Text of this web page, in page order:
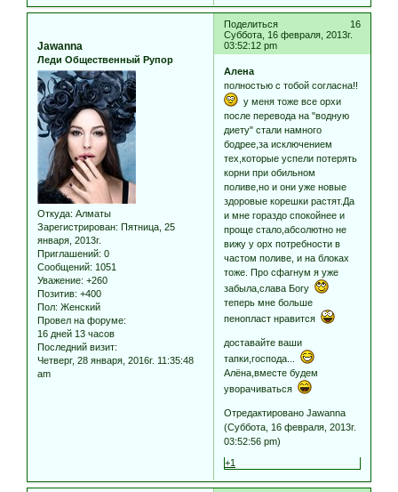
Поделиться
16
Суббота, 16 февраля, 2013г.
03:52:12 pm
Jawanna
Леди Общественный Рупор
Откуда: Алматы
Зарегистрирован: Пятница, 25
января, 2013г.
Приглашений: 0
Сообщений: 1051
Уважение: +260
Позитив: +400
Пол: Женский
Провел на форуме:
16 дней 13 часов
Последний визит:
Четверг, 28 января, 2016г. 11:35:48
am
Алена
полностью с тобой согласна!!
у меня тоже все орхи
после перевода на "водную
диету" стали намного
бодрее,за исключением
тех,которые успели потерять
корни при обильном
поливе,но и они уже новые
здоровые корешки растят.Да
и мне гораздо спокойнее и
проще стало,абсолютно не
вижу у орх потребности в
частом поливе, и на блоках
тоже. Про сфагнум я уже
забыла,слава Богу
теперь мне больше
пенопласт нравится
доставайте ваши
тапки,господа...
Алёна,вместе будем
уворачиваться
Отредактировано Jawanna
(Суббота, 16 февраля, 2013г.
03:52:56 pm)
+1